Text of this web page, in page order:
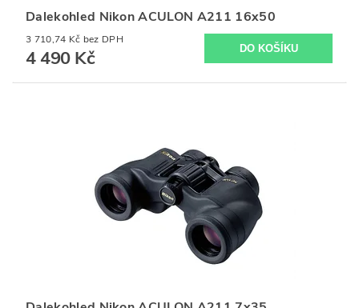
Dalekohled Nikon ACULON A211 16x50
3 710,74 Kč bez DPH
4 490 Kč